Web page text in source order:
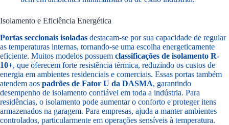
Isolamento e Eficiência Energética
Portas seccionais isoladas destacam-se por sua capacidade de regular
as temperaturas internas, tornando-se uma escolha energeticamente
eficiente. Muitos modelos possuem classificações de isolamento R-
10+, que oferecem forte resistência térmica, reduzindo os custos de
energia em ambientes residenciais e comerciais. Essas portas também
atendem aos padrões de Fator U da DASMA, garantindo
desempenho de isolamento confiável em toda a indústria. Para
residências, o isolamento pode aumentar o conforto e proteger itens
armazenados na garagem. Para empresas, ajuda a manter ambientes
controlados, particularmente em operações sensíveis à temperatura.